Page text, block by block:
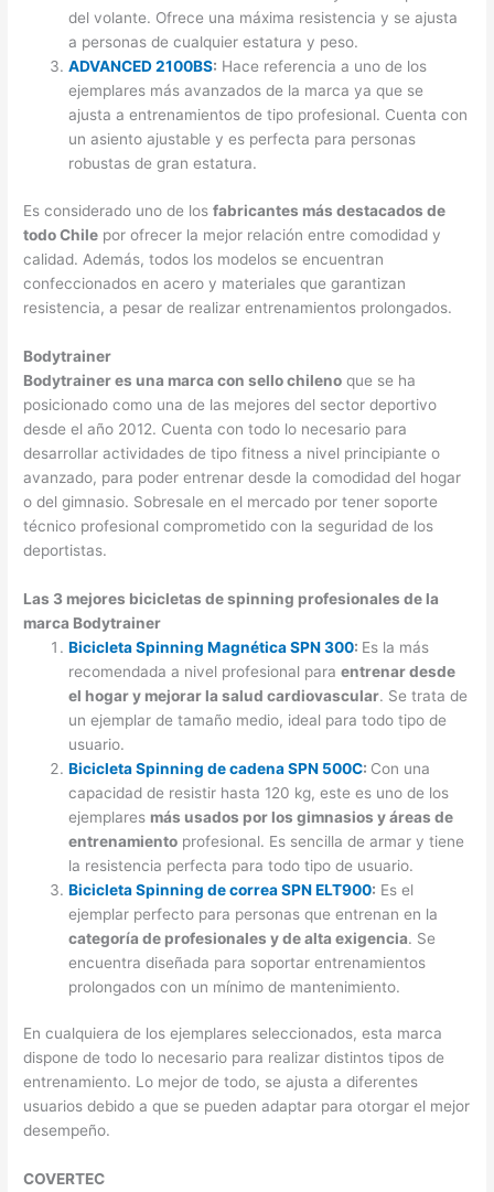
del volante. Ofrece una máxima resistencia y se ajusta
a personas de cualquier estatura y peso.
ADVANCED 2100BS: Hace referencia a uno de los
ejemplares más avanzados de la marca ya que se
ajusta a entrenamientos de tipo profesional. Cuenta con
un asiento ajustable y es perfecta para personas
robustas de gran estatura.
Es considerado uno de losfabricantes más destacados de
todo Chile por ofrecer la mejor relación entre comodidad y
calidad. Además, todos los modelos se encuentran
confeccionados en acero y materiales que garantizan
resistencia, a pesar de realizar entrenamientos prolongados.
Bodytrainer
Bodytrainer es una marca con sello chileno que se ha
posicionado como una de las mejores del sector deportivo
desde el año 2012. Cuenta con todo lo necesario para
desarrollar actividades de tipo fitness a nivel principiante o
avanzado, para poder entrenar desde la comodidad del hogar
o del gimnasio. Sobresale en el mercado por tener soporte
técnico profesional comprometido con la seguridad de los
deportistas.
Las 3 mejores bicicletas de spinning profesionales de la
marca Bodytrainer
Bicicleta Spinning Magnética SPN 300: Es la más
recomendada a nivel profesional paraentrenar desde
el hogar y mejorar la salud cardiovascular. Se trata de
un ejemplar de tamaño medio, ideal para todo tipo de
usuario.
Bicicleta Spinning de cadena SPN 500C: Con una
capacidad de resistir hasta 120 kg, este es uno de los
ejemplares más usados por los gimnasios y áreas de
entrenamiento profesional. Es sencilla de armar y tiene
la resistencia perfecta para todo tipo de usuario.
Bicicleta Spinning de correa SPN ELT900: Es el
ejemplar perfecto para personas que entrenan en la
categoría de profesionales y de alta exigencia. Se
encuentra diseñada para soportar entrenamientos
prolongados con un mínimo de mantenimiento.
En cualquiera de los ejemplares seleccionados, esta marca
dispone de todo lo necesario para realizar distintos tipos de
entrenamiento. Lo mejor de todo, se ajusta a diferentes
usuarios debido a que se pueden adaptar para otorgar el mejor
desempeño.
COVERTEC